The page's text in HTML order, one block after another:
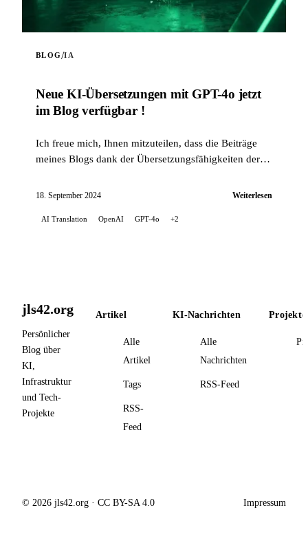
BLOG/IA
Neue KI-Übersetzungen mit GPT-4o jetzt
im Blog verfügbar !
Ich freue mich, Ihnen mitzuteilen, dass die Beiträge
meines Blogs dank der Übersetzungsfähigkeiten der
verfügbar sind...
18. September 2024 Weiterlesen
AI Translation OpenAI GPT-4o +2
jls42.org
Persönlicher
Blog über
KI,
Infrastruktur
und Tech-
Projekte
Artikel
Alle
Artikel
Tags
RSS-
Feed
KI-Nachrichten
Alle
Nachrichten
RSS-Feed
Projekte
© 2026 jls42.org · CC BY-SA 4.0 Impressum